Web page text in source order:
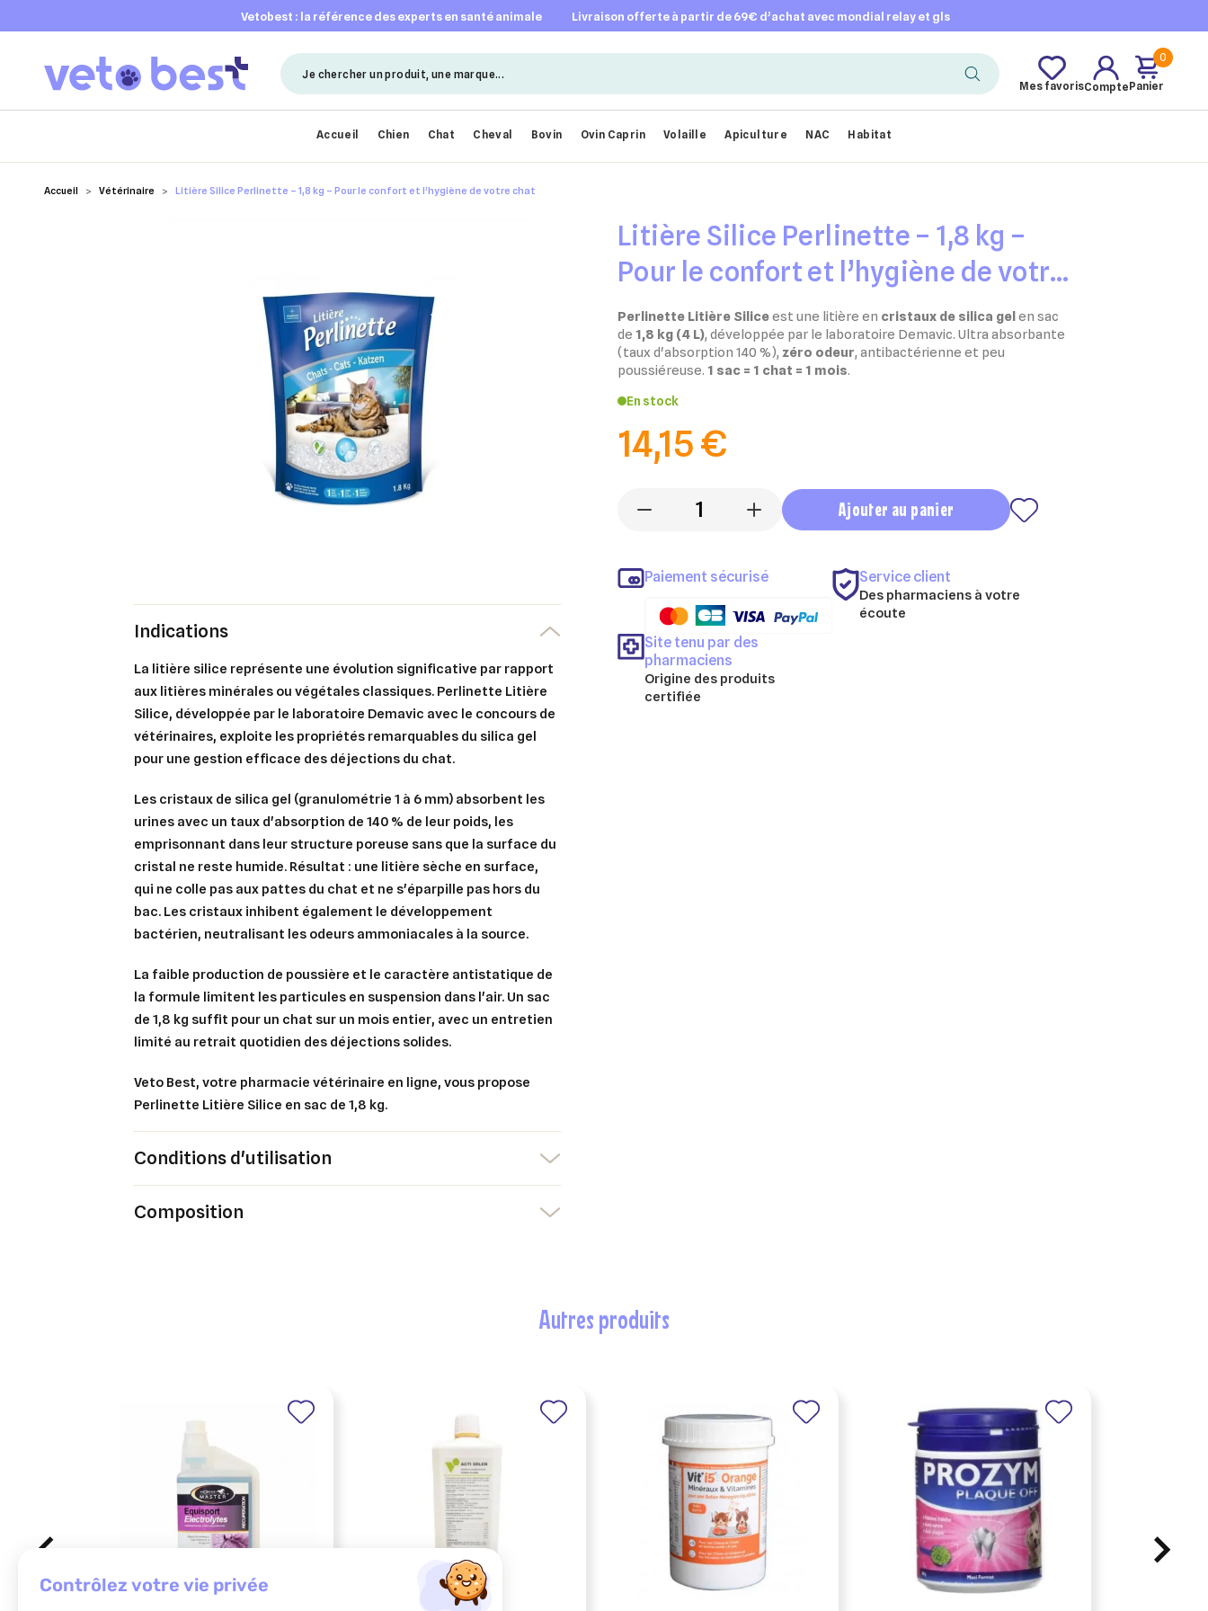
vetobest : la référence des experts en santé animale livraison offerte à partir de 69€ d’achat avec mondial relay et gls
Mes favorisCompte
0
Panier
Accueil Chien Chat Cheval Bovin Ovin Caprin Volaille Apiculture NAC Habitat
Accueil Vétérinaire Litière Silice Perlinette – 1,8 kg – Pour le confort et l’hygiène de votre chat
Litière Silice Perlinette – 1,8 kg –
Pour le confort et l’hygiène de votre
chat
Perlinette Litière Siliceest une litière en cristaux de silica gelen sac
de 1,8 kg (4 L), développée par le laboratoire Demavic. Ultra absorbante
(taux d'absorption 140 %), zéro odeur, antibactérienne et peu
poussiéreuse. 1 sac = 1 chat = 1 mois.
En stock
14,15 €
- + Ajouter au panier
Paiement sécurisé Service client
Des pharmaciens à votre
écoute
Site tenu par des
pharmaciens
Origine des produits
certifiée
Indications
La litière silice représente une évolution significative par rapport
aux litières minérales ou végétales classiques. Perlinette Litière
Silice, développée par le laboratoire Demavic avec le concours de
vétérinaires, exploite les propriétés remarquables du silica gel
pour une gestion efficace des déjections du chat.
Les cristaux de silica gel (granulométrie 1 à 6 mm) absorbent les
urines avec un taux d'absorption de 140 % de leur poids, les
emprisonnant dans leur structure poreuse sans que la surface du
cristal ne reste humide. Résultat : une litière sèche en surface,
qui ne colle pas aux pattes du chat et ne s'éparpille pas hors du
bac. Les cristaux inhibent également le développement
bactérien, neutralisant les odeurs ammoniacales à la source.
La faible production de poussière et le caractère antistatique de
la formule limitent les particules en suspension dans l'air. Un sac
de 1,8 kg suffit pour un chat sur un mois entier, avec un entretien
limité au retrait quotidien des déjections solides.
Veto Best, votre pharmacie vétérinaire en ligne, vous propose
Perlinette Litière Silice en sac de 1,8 kg.
Conditions d'utilisation
Composition
autres produits
Ajouter à ma liste d'envies
add_circle_outline Créer une nouvelle liste
Créer une liste d'envies
Nom de la liste d'envies
Annuler Créer une liste d'envies
Connexion
Vous devez être connecté pour ajouter des produits à votre liste d'envies.
Annuler Connexion
contrôlez votre vie privée